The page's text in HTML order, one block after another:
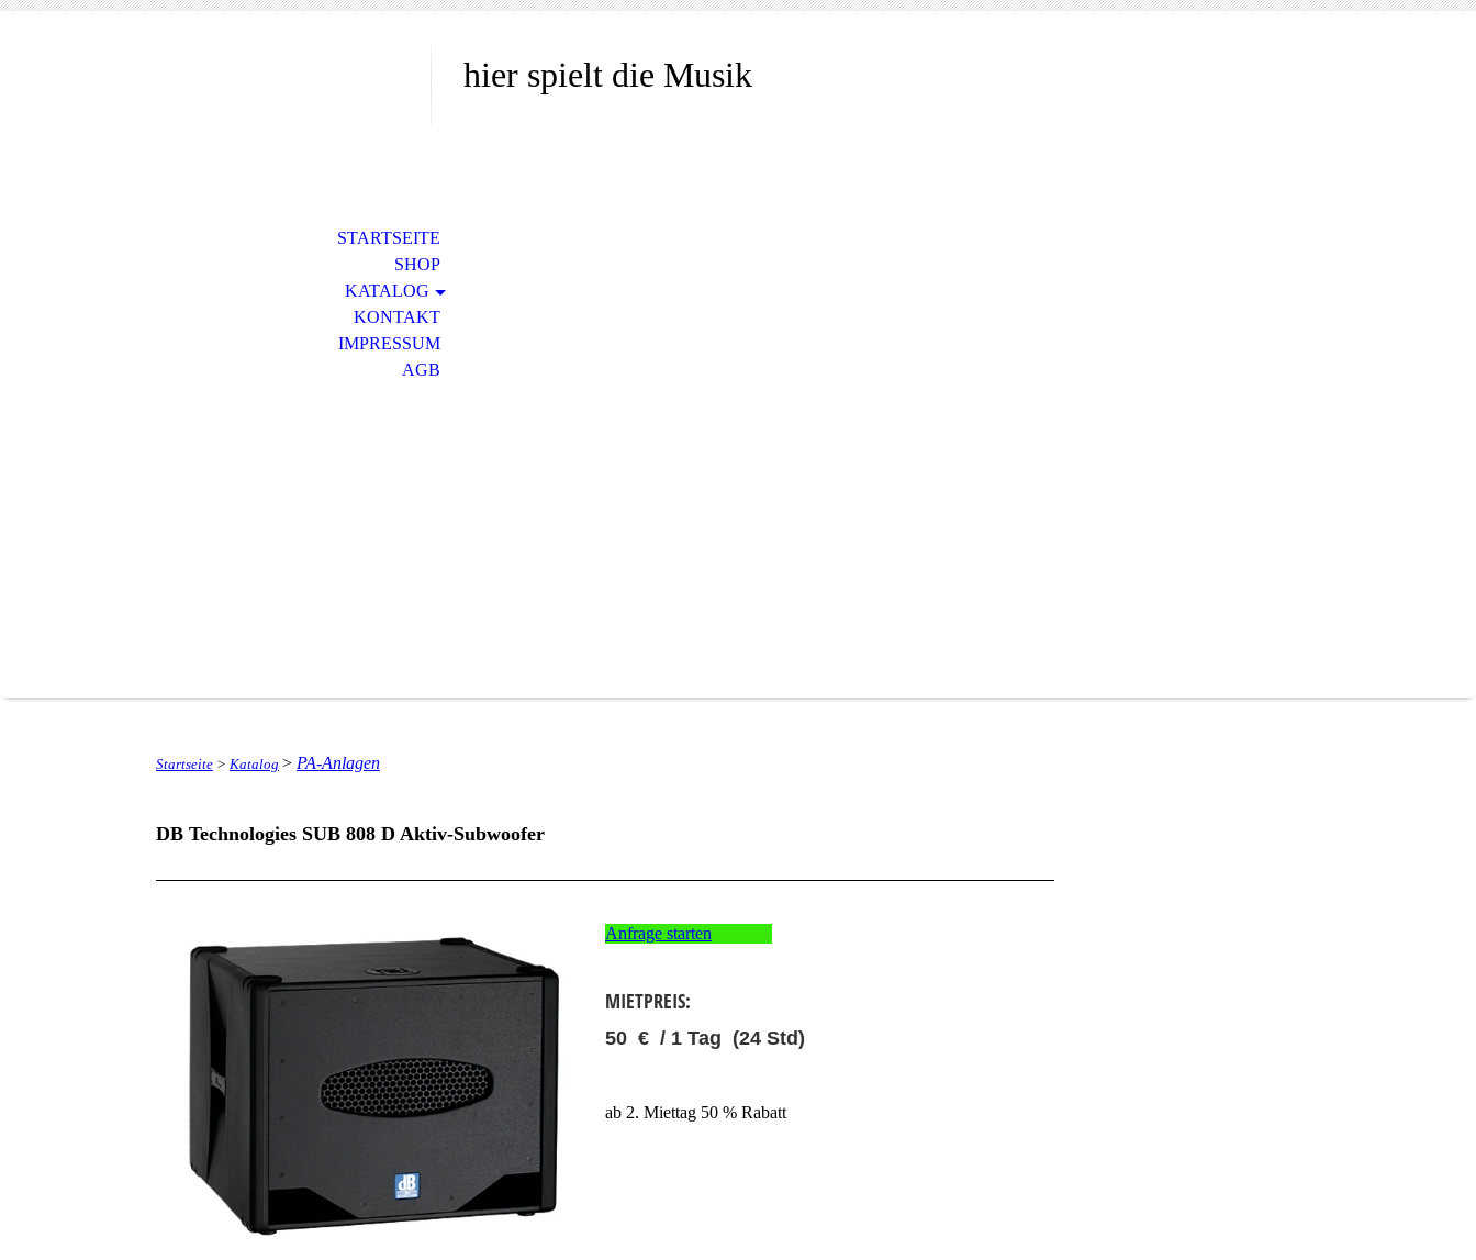
hier spielt die Musik
STARTSEITE
SHOP
KATALOG
KONTAKT
IMPRESSUM
AGB
Startseite > Katalog > PA-Anlagen
DB Technologies SUB 808 D Aktiv-Subwoofer
Anfrage starten
MIETPREIS:
50 € / 1 Tag (24 Std)
ab 2. Miettag 50 % Rabatt